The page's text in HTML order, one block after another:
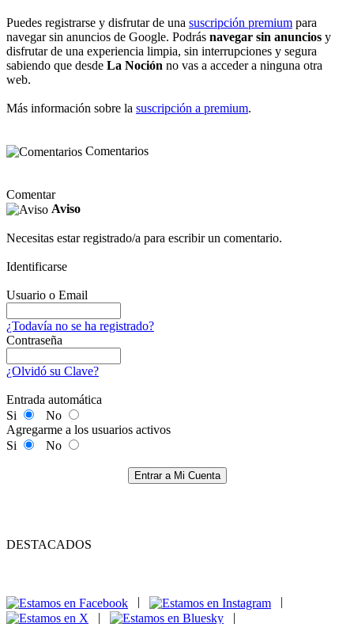
Puedes registrarse y disfrutar de una suscripción premium para
navegar sin anuncios de Google. Podrás navegar sin anuncios y
disfrutar de una experiencia limpia, sin interrupciones y segura
sabiendo que desde La Noción no vas a acceder a ninguna otra
web.
Más información sobre la suscripción a premium.
Comentarios
Comentar
Aviso
Necesitas estar registrado/a para escribir un comentario.
Identificarse
Usuario o Email
¿Todavía no se ha registrado?
Contraseña
¿Olvidó su Clave?
Entrada automática
Si
No
Agregarme a los usuarios activos
Si
No
Entrar a Mi Cuenta
DESTACADOS
|
|